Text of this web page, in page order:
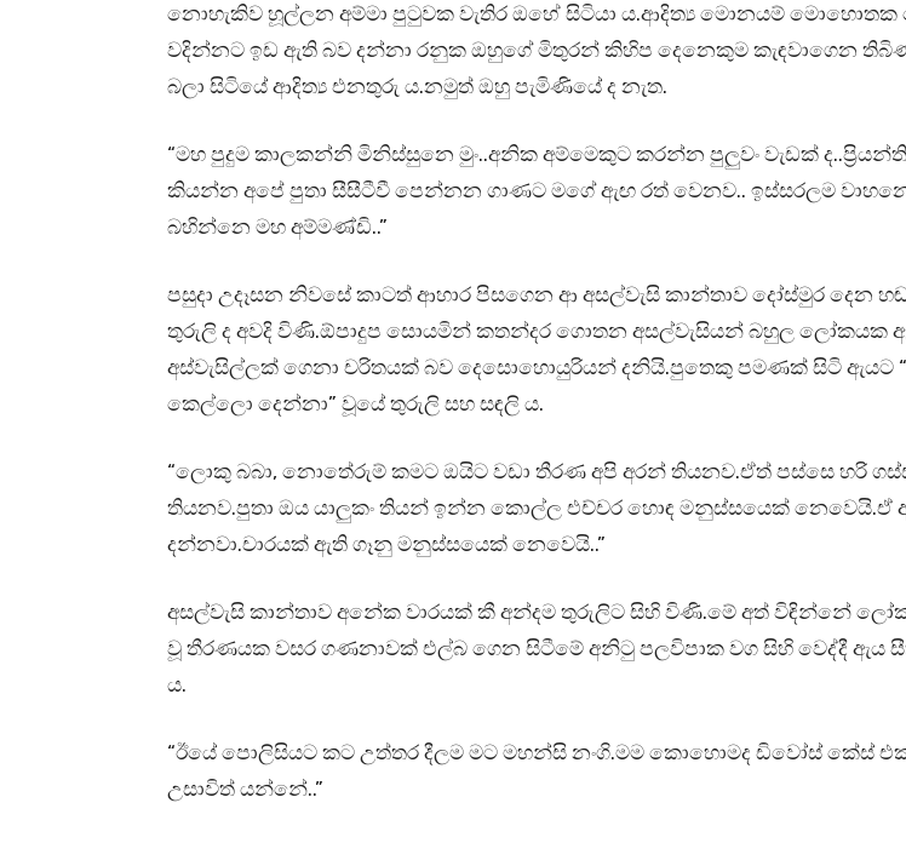
නොහැකිව හූල්ලන අම්මා පුටුවක වැතිර ඔහේ සිටියා ය.ආදිත්‍ය මොනයම් මොහොතක
වදින්නට ඉඩ ඇති බව දන්නා රනුක ඔහුගේ මිතුරන් කිහිප දෙනෙකුම කැඳවාගෙන
බලා සිටියේ ආදිත්‍ය එනතුරු ය.නමුත් ඔහු පැමිණියේ ද නැත.
“මහ පුදුම කාලකන්නි මිනිස්සුනෙ මුං..අනික අම්මෙකුට කරන්න පුලුවං වැඩක්
කියන්න අපේ පුතා සීසීටීවී පෙන්නන ගාණට මගේ ඇඟ රත් වෙනව.. ඉස්සරලම
බහින්නෙ මහ අම්මණ්ඩි..”
පසුදා උදෑසන නිවසේ කාටත් ආහාර පිසගෙන ආ අසල්වැසි කාන්තාව දෝස්මුර දෙන
තුරුලි ද අවදි විණි.ඕපාදුප සොයමින් කතන්දර ගොතන අසල්වැසියන් බහුල ලෝකයක
අස්වැසිල්ලක් ගෙනා චරිතයක් බව දෙසොහොයුරියන් දනියි.පුතෙකු පමණක් සිටි ඇයට
කෙල්ලො දෙන්නා” වූයේ තුරුලි සහ සඳලි ය.
“ලොකු බබා, නොතේරුම් කමට ඔයිට වඩා තීරණ අපි අරන් තියනව.ඒත් පස්සෙ හරි
තියනව.පුතා ඔය යාලුකං තියන් ඉන්න කොල්ල එච්චර හොඳ මනුස්සයෙක් නෙවෙයි.ඒ
දන්නවා.චාරයක් ඇති ගෑනු මනුස්සයෙක් නෙවෙයි..”
අසල්වැසි කාන්තාව අනේක වාරයක් කී අන්දම තුරුලිට සිහි විණි.මේ අත් විඳින්නේ
වූ තීරණයක වසර ගණනාවක් එල්බ ගෙන සිටීමේ අනිටු පලවිපාක වග සිහි වෙද්දී ඇය
ය.
“ඊයේ පොලිසියට කට උත්තර දීලම මට මහන්සි නංගි.මම කොහොමද ඩිවෝස් කේස්
උසාවිත් යන්නේ..”